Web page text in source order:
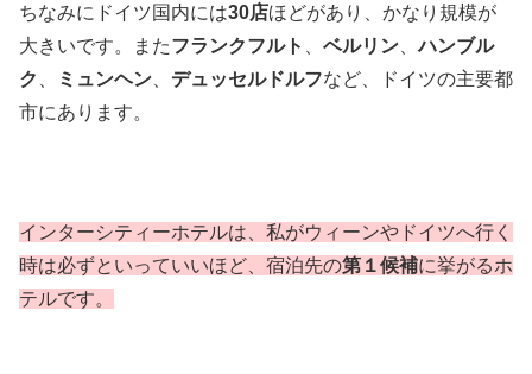
ちなみにドイツ国内には30店ほどがあり、かなり規模が
大きいです。またフランクフルト ベルリン 、ハンブル
ク
ミュンヘン デュッセルドルフなど、ドイツの主要都
市にあります。
インターシティーホテルは、私がウィーンやドイツへ行く
時は必ずといっていいほど、宿泊先の第１候補に挙がるホ
テルです。